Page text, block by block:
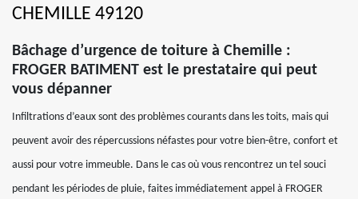
CHEMILLE 49120
Bâchage d’urgence de toiture à Chemille :
FROGER BATIMENT est le prestataire qui peut
vous dépanner
Infiltrations d’eaux sont des problèmes courants dans les toits, mais qui
peuvent avoir des répercussions néfastes pour votre bien-être, confort et
aussi pour votre immeuble. Dans le cas où vous rencontrez un tel souci
pendant les périodes de pluie, faites immédiatement appel à FROGER